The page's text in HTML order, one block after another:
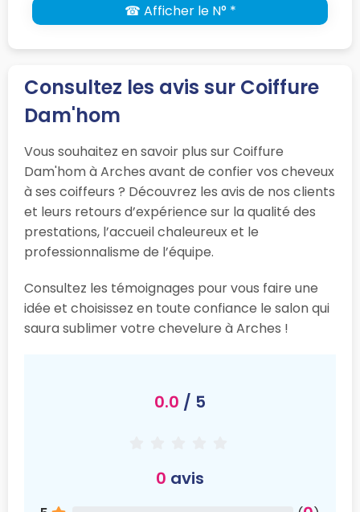
☎ Afficher le N° *
Consultez les avis sur Coiffure
Dam'hom
Vous souhaitez en savoir plus sur Coiffure
Dam'hom à Arches avant de confier vos cheveux
à ses coiffeurs ? Découvrez les avis de nos clients
et leurs retours d’expérience sur la qualité des
prestations, l’accueil chaleureux et le
professionnalisme de l’équipe.
Consultez les témoignages pour vous faire une
idée et choisissez en toute confiance le salon qui
saura sublimer votre chevelure à Arches !
0.0 / 5
0 avis